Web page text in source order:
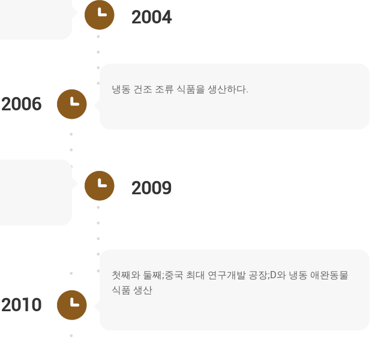
2004
2006
냉동 건조 조류 식품을 생산하다.
2009
2010
첫째와 둘째;중국 최대 연구개발 공장;D와 냉동 애완동물
식품 생산